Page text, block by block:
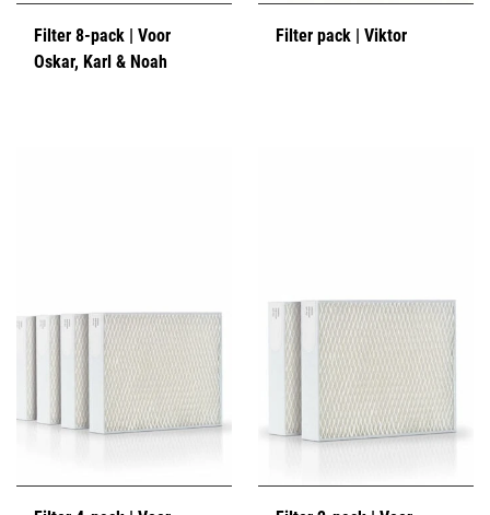
Filter 8-pack | Voor
Oskar, Karl & Noah
Filter pack | Viktor